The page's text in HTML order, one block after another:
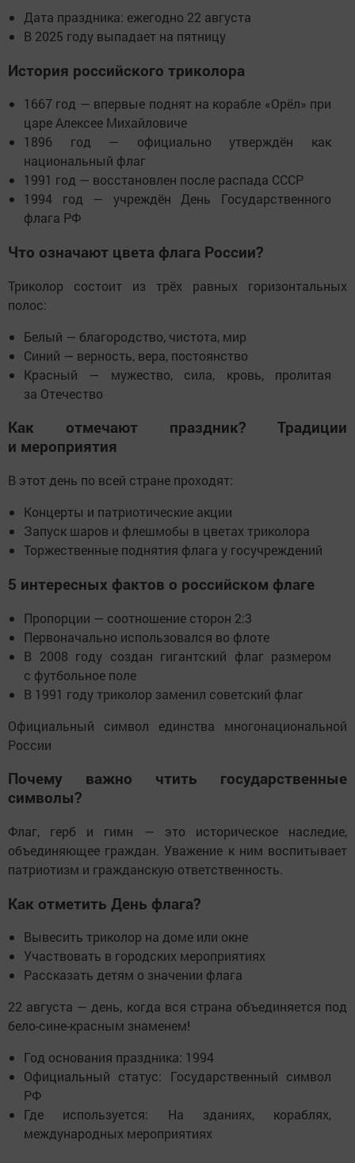
Дата праздника: ежегодно 22 августа
В 2025 году выпадает на пятницу
История российского триколора
1667 год — впервые поднят на корабле «Орёл» при
царе Алексее Михайловиче
1896 год — официально утверждён как
национальный флаг
1991 год — восстановлен после распада СССР
1994 год — учреждён День Государственного
флага РФ
Что означают цвета флага России?
Триколор состоит из трёх равных горизонтальных
полос:
Белый — благородство, чистота, мир
Синий — верность, вера, постоянство
Красный — мужество, сила, кровь, пролитая
за Отечество
Как отмечают праздник? Традиции
и мероприятия
В этот день по всей стране проходят:
Концерты и патриотические акции
Запуск шаров и флешмобы в цветах триколора
Торжественные поднятия флага у госучреждений
5 интересных фактов о российском флаге
Пропорции — соотношение сторон 2:3
Первоначально использовался во флоте
В 2008 году создан гигантский флаг размером
с футбольное поле
В 1991 году триколор заменил советский флаг
Официальный символ единства многонациональной
России
Почему важно чтить государственные
символы?
Флаг, герб и гимн — это историческое наследие,
объединяющее граждан. Уважение к ним воспитывает
патриотизм и гражданскую ответственность.
Как отметить День флага?
Вывесить триколор на доме или окне
Участвовать в городских мероприятиях
Рассказать детям о значении флага
22 августа — день, когда вся страна объединяется под
бело-сине-красным знаменем!
Год основания праздника: 1994
Официальный статус: Государственный символ
РФ
Где используется: На зданиях, кораблях,
международных мероприятиях